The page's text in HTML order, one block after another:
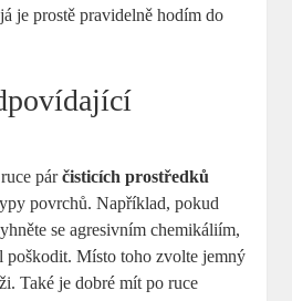
je prostě pravidelně hodím do
párčisticích prostředků
povrchů. Například, pokud
se agresivním chemikáliím,
poškodit. Místo toho zvolte jemný
Také je dobré mít po ruce